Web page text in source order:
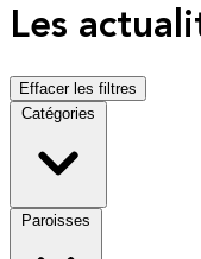
Les
Effacer les filtres
Catégories
Paroisses